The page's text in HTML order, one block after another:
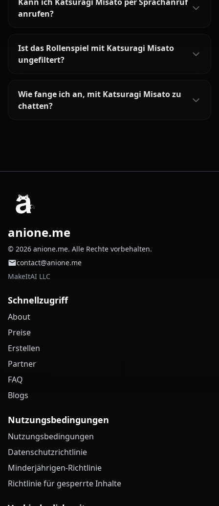
anrufen?
Ist das Rollenspiel mit Katsuragi Misato
ungefiltert?
Wie fange ich an, mit Katsuragi Misato zu
chatten?
anione.me
© 2026 anione.me. Alle Rechte vorbehalten.
contact@anione.me
MakeItAI LLC
Schnellzugriff
About
Preise
Erstellen
Partner
FAQ
Blogs
Nutzungsbedingungen
Nutzungsbedingungen
Datenschutzrichtlinie
Minderjährigen-Richtlinie
Richtlinie für gesperrte Inhalte